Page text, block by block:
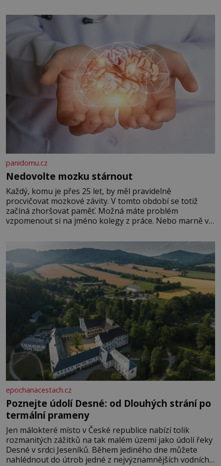
panidomu.cz
Nedovolte mozku stárnout
Každý, komu je přes 25 let, by měl pravidelně
procvičovat mozkové závity. V tomto období se totiž
začíná zhoršovat paměť. Možná máte problém
vzpomenout si na jméno kolegy z práce. Nebo marně v
Je to opravdu tak, s věkem jako kdyby se paměť
rozhodla stávkovat. Cvičte
epochanacestach.cz
Poznejte údolí Desné: od Dlouhých strání po
termální prameny
Jen málokteré místo v České republice nabízí tolik
rozmanitých zážitků na tak malém území jako údolí řeky
Desné v srdci Jeseníků. Během jediného dne můžete
nahlédnout do útrob jedné z nejvýznamnějších vodních